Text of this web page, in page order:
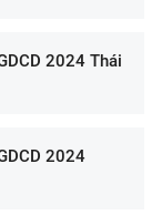
2024 Thái
2024